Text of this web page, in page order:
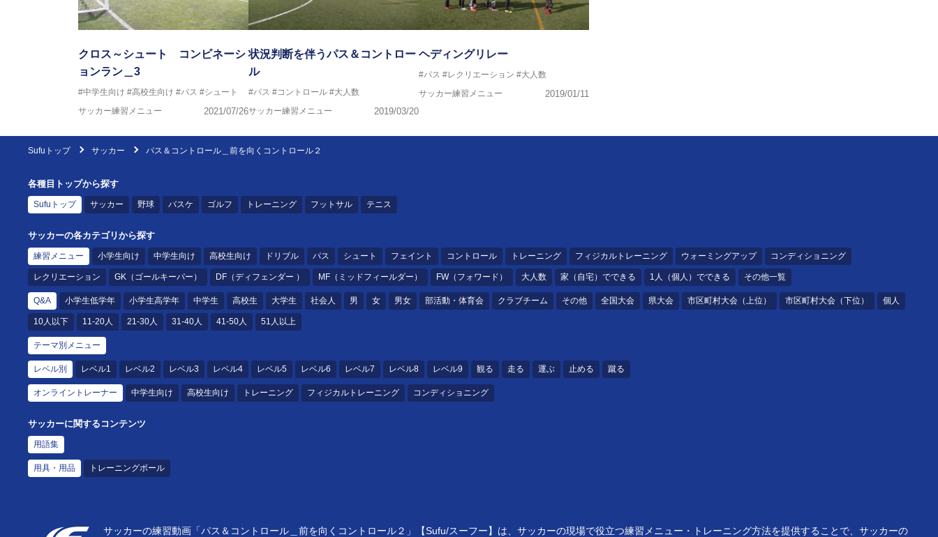
クロス～シュート コンビネーシ
ョンラン＿3
#中学生向け #高校生向け #パス #シュート
サッカー練習メニュー
2021/07/26
状況判断を伴うパス＆コントロー
ル
#パス #コントロール #大人数
サッカー練習メニュー
2019/03/20
ヘディングリレー
#パス #レクリエーション #大人数
サッカー練習メニュー
2019/01/11
Sufuトップ サッカー パス＆コントロール＿前を向くコントロール２
各種目トップから探す
Sufuトップ サッカー 野球 バスケ ゴルフ トレーニング フットサル テニス
サッカーの各カテゴリから探す
練習メニュー 小学生向け 中学生向け 高校生向け ドリブル パス シュート フェイント コントロール トレーニング フィジカルトレーニング ウォーミングアップ コンディショニング
レクリエーション GK（ゴールキーパー） DF（ディフェンダー ） MF（ミッドフィールダー） FW（フォワード） 大人数 家（自宅）でできる 1人（個人）でできる その他一覧
Q&A 小学生低学年 小学生高学年 中学生 高校生 大学生 社会人 男 女 男女 部活動・体育会 クラブチーム その他 全国大会 県大会 市区町村大会（上位） 市区町村大会（下位） 個人
10人以下 11-20人 21-30人 31-40人 41-50人 51人以上
テーマ別メニュー
レベル別 レベル1 レベル2 レベル3 レベル4 レベル5 レベル6 レベル7 レベル8 レベル9 観る 走る 運ぶ 止める 蹴る
オンライントレーナー 中学生向け 高校生向け トレーニング フィジカルトレーニング コンディショニング
サッカーに関するコンテンツ
用語集
用具・用品 トレーニングボール
サッカーの練習動画「パス＆コントロール＿前を向くコントロール２」【Sufu/スーフー】は、サッカーの現場で役立つ練習メニュー・トレーニング方法を提供することで、サッカーの